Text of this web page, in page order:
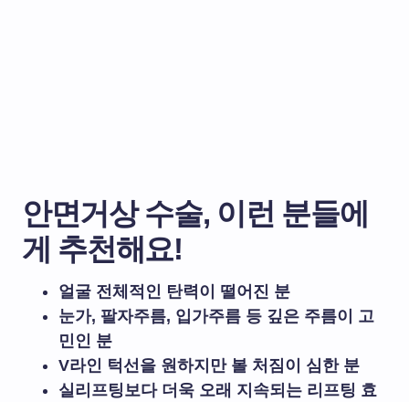
안면거상 수술, 이런 분들에
게 추천해요!
얼굴 전체적인 탄력이 떨어진 분
눈가, 팔자주름, 입가주름 등 깊은 주름이 고
민인 분
V라인 턱선을 원하지만 볼 처짐이 심한 분
실리프팅보다 더욱 오래 지속되는 리프팅 효